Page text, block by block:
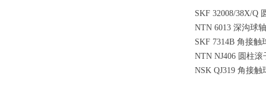
SKF 32008/38X/Q
NTN 6013 深沟球
SKF 7314B 角接触
NTN NJ406 圆柱滚
NSK QJ319 角接触